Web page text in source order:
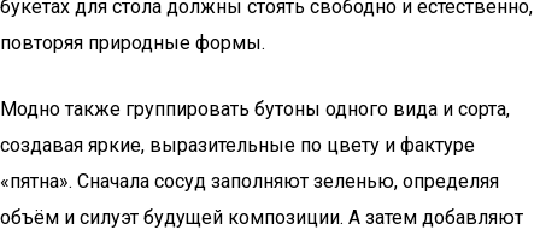
букетах для стола должны стоять свободно и естественно,
повторяя природные формы.
Модно также группировать бутоны одного вида и сорта,
создавая яркие, выразительные по цвету и фактуре
«пятна». Сначала сосуд заполняют зеленью, определяя
объём и силуэт будущей композиции. А затем добавляют